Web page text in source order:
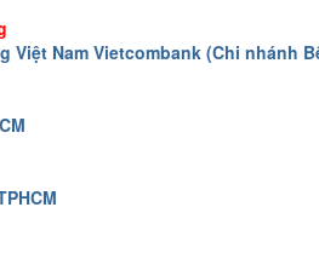
Nam Vietcombank (Chi nhánh